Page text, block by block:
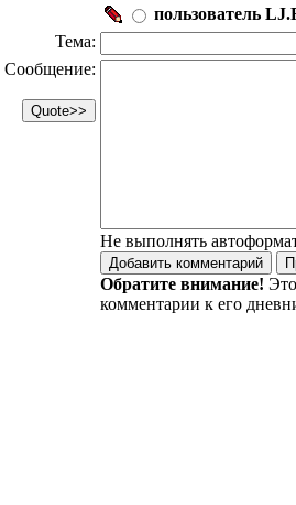
пользователь
Тема:
Сообщение:
Не выполнять
Обратите внимание!
комментарии к его